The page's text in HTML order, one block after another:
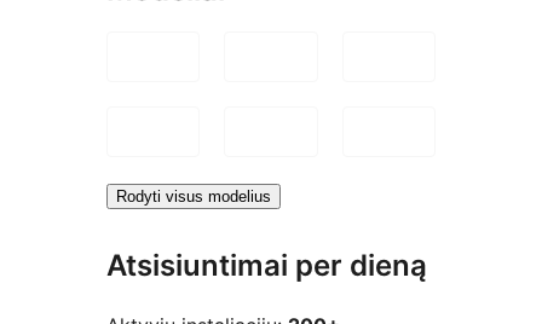
Rodyti visus modelius
Atsisiuntimai per dieną